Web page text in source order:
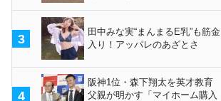
3
田中みな実“まんまるE乳”も筋金
入り！アッパレのあざとさ
4
阪神1位・森下翔太を英才教育
父親が明かす「マイホーム購入